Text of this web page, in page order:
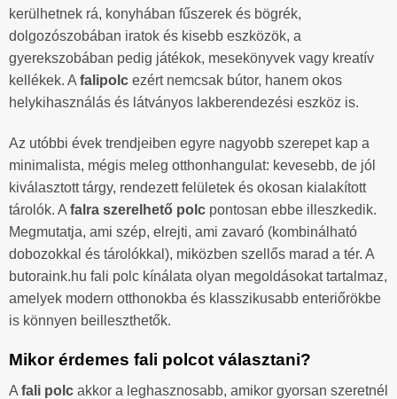
kerülhetnek rá, konyhában fűszerek és bögrék,
dolgozószobában iratok és kisebb eszközök, a
gyerekszobában pedig játékok, mesekönyvek vagy kreatív
kellékek. A falipolc ezért nemcsak bútor, hanem okos
helykihasználás és látványos lakberendezési eszköz is.
Az utóbbi évek trendjeiben egyre nagyobb szerepet kap a
minimalista, mégis meleg otthonhangulat: kevesebb, de jól
kiválasztott tárgy, rendezett felületek és okosan kialakított
tárolók. A falra szerelhető polc pontosan ebbe illeszkedik.
Megmutatja, ami szép, elrejti, ami zavaró (kombinálható
dobozokkal és tárolókkal), miközben szellős marad a tér. A
butoraink.hu fali polc kínálata olyan megoldásokat tartalmaz,
amelyek modern otthonokba és klasszikusabb enteriőrökbe
is könnyen beilleszthetők.
Mikor érdemes fali polcot választani?
A fali polc akkor a leghasznosabb, amikor gyorsan szeretnél